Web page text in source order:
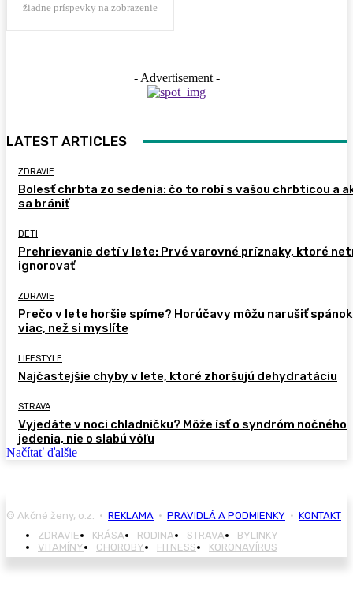
žiadne príspevky na zobrazenie
- Advertisement -
LATEST ARTICLES
ZDRAVIE
Bolesť chrbta zo sedenia: čo to robí s vašou chrbticou a
sa brániť
DETI
Prehrievanie detí v lete: Prvé varovné príznaky, ktoré
ignorovať
ZDRAVIE
Prečo v lete horšie spíme? Horúčavy môžu narušiť spánok
viac, než si myslíte
LIFESTYLE
Najčastejšie chyby v lete, ktoré zhoršujú dehydratáciu
STRAVA
Vyjedáte v noci chladničku? Môže ísť o syndróm nočného
jedenia, nie o slabú vôľu
Načítať ďalšie
© Akčné ženy, o.z. • REKLAMA • PRAVIDLÁ A PODMIENKY • KONTAKT
ZDRAVIE
KRÁSA RODINA STRAVA
BYLINKY
VITAMÍNY
CHOROBY FITNESS KORONAVÍRUS